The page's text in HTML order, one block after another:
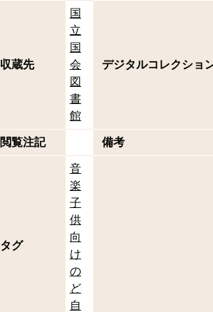
収蔵先
国
立
国
会
図
書
館
デジタルコレクショ
閲覧注記 備考
タグ
音
楽
子
供
向
け
の
ど
自